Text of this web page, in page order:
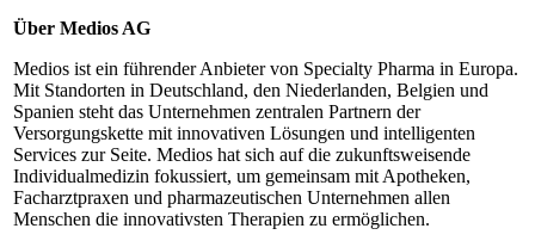
Über Medios AG
Medios ist ein führender Anbieter von Specialty Pharma in Europa.
Mit Standorten in Deutschland, den Niederlanden, Belgien und
Spanien steht das Unternehmen zentralen Partnern der
Versorgungskette mit innovativen Lösungen und intelligenten
Services zur Seite. Medios hat sich auf die zukunftsweisende
Individualmedizin fokussiert, um gemeinsam mit Apotheken,
Facharztpraxen und pharmazeutischen Unternehmen allen
Menschen die innovativsten Therapien zu ermöglichen.